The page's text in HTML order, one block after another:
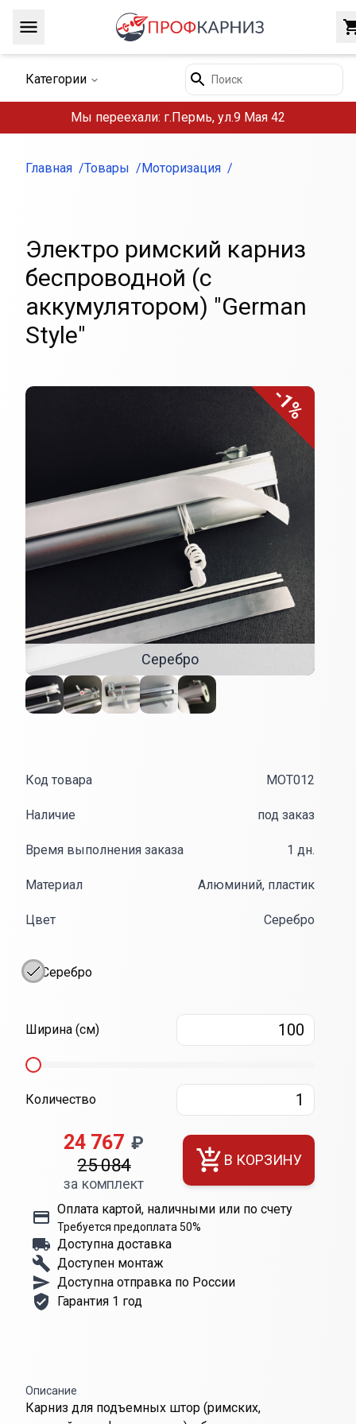
Навигация
Категории Поиск
Мы переехали: г.Пермь, ул.9 Мая 42
Главная Товары Моторизация
Электро римский карниз
беспроводной (с
аккумулятором) "German
Style"
Внешний вид -1%
Серебро
Код товара MOT012
Наличие под заказ
Время выполнения заказа 1 дн.
Материал Алюминий, пластик
Цвет Серебро
Серебро
Ширина
Ширина (см)
Количество
24 767 ₽
25 084
за комплект
В КОРЗИНУ
Оплата картой, наличными или по счету
Требуется предоплата 50%
Доступна доставка
Доступен монтаж
Доступна отправка по России
Гарантия 1 год
Описание
Карниз для подъемных штор (римских,